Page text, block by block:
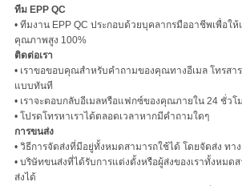
ทีม EPP QC
• ทีมงาน EPP QC ประกอบด้วยบุคลากรมืออาชีพเพื่อ
คุณภาพสูง 100%
ติดต่อเรา
• เราขอขอบคุณสำหรับคำถามของคุณทางอีเมล โทรสา
แบบทันที
• เราจะตอบกลับอีเมลหรือแฟกซ์ของคุณภายใน 24 ชั่วโ
• โปรดโทรหาเราได้ตลอดเวลาหากมีคำถามใดๆ
การขนส่ง
• วิธีการจัดส่งที่มีอยู่ทั้งหมดสามารถใช้ได้ โดยจัดส่ง ทา
• บริษัทขนส่งที่ได้รับการแต่งตั้งหรือผู้ส่งของเราทั้งหมด
ส่งได้